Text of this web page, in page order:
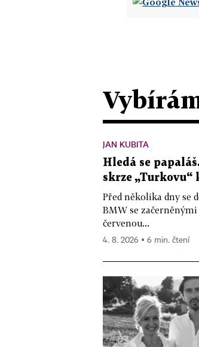
JAN KUBITA
Hledá se
skrze „Turkovu“
Před několika dny se
BMW se
červenou...
4. 8. 2026 ▪ 6 min. čtení